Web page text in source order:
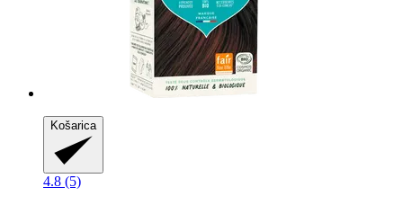
Košarica
4.8 (5)